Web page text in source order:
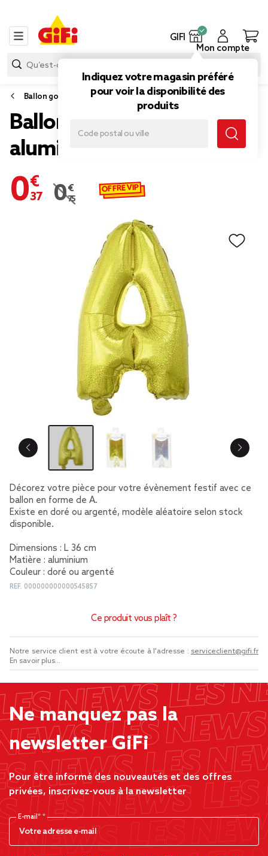
GIFI
Indiquez votre magasin préféré
pour voir la disponibilité des
produits
Mon compte
Ballon gonflable
Ballon lettre A en
aluminium
0,37 €
Prix remisé de 0,75 € à 0,37 €
0,75 € OFFRE VIP
Décorez votre pièce pour votre évènement festif avec ce
ballon en forme de A.
Existe en doré ou argenté, modèle aléatoire selon stock
disponible.
Dimensions : L 36 cm
Matière : aluminium
Couleur : doré ou argenté
REF. 000000000000545857
Ce produit vous plaît ?
Notre service client est à votre écoute à l'adresse : serviceclient@gifi.fr
En savoir plus...
Ne manquez pas la
newsletter GiFi
Pour être informé des nouveautés et des offres
privées, inscrivez-vous à la newsletter
E-mail*